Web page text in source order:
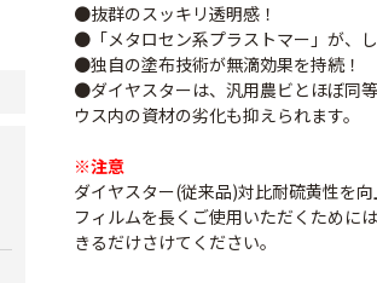
●抜群のスッキリ透明感！
●「メタロセン系プラストマー」が、し
●独自の塗布技術が無滴効果を持続！
●ダイヤスターは、汎用農ビとほぼ同
ウス内の資材の劣化も抑えられます。
※注意
ダイヤスター(従来品)対比耐硫黄性を
フィルムを長くご使用いただくために
きるだけさけてください。